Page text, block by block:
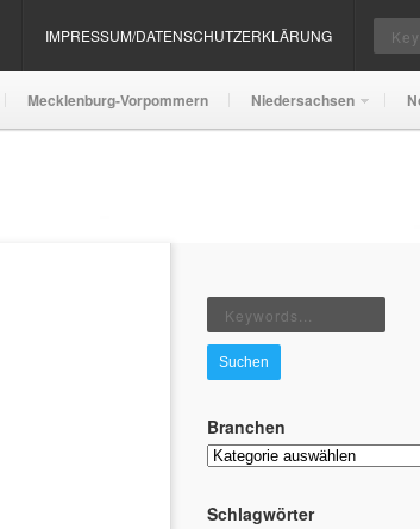
IMPRESSUM/DATENSCHUTZERKLÄRUNG
Mecklenburg-Vorpommern Niedersachsen
Suchen
Branchen
Branchen
Schlagwörter